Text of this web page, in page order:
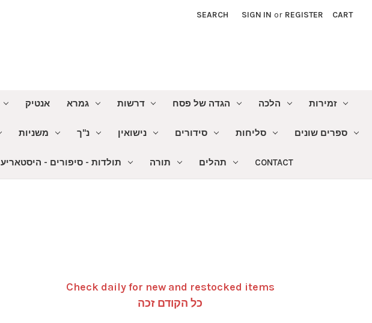
SEARCH SIGN IN or REGISTER CART
אנטיק גמרא דרשות הגדה של פסח הלכה זמירות
משניות נ"ך נישואין סידורים סליחות ספרים שונים
תולדות - סיפורים - היסטאריע תורה תהלים CONTACT
Check daily for new and restocked items
כל הקודם זכה